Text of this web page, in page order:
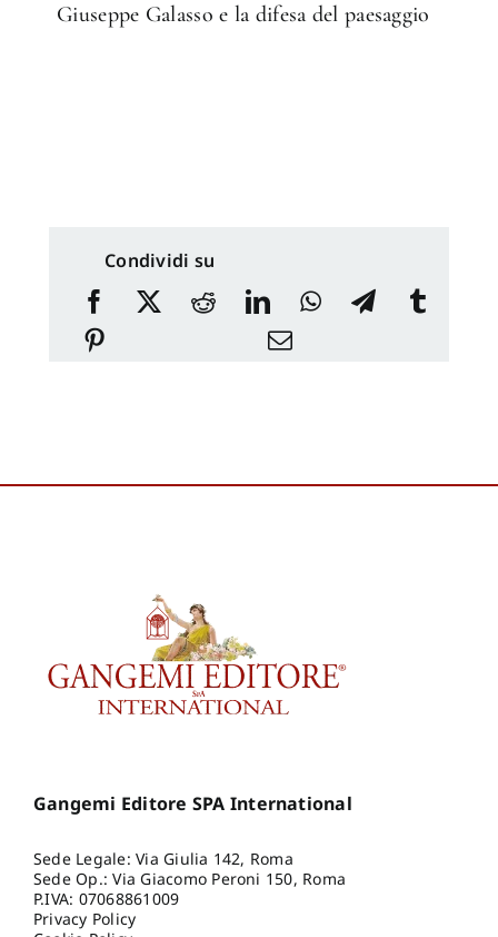
Giuseppe Galasso e la difesa del paesaggio
Condividi su
Gangemi Editore SPA International
Sede Legale: Via Giulia 142, Roma
Sede Op.: Via Giacomo Peroni 150, Roma
P.IVA: 07068861009
Privacy Policy